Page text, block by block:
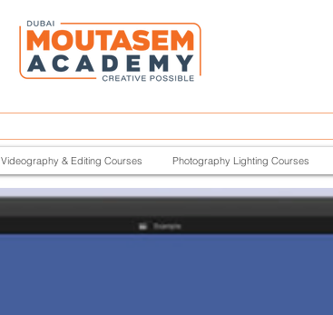
Videography & Editing Courses Photography Lighting Courses